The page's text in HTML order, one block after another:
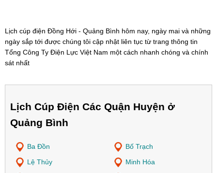
Lịch cúp điện Đồng Hới - Quảng Bình hôm nay, ngày mai và những
ngày sắp tới được chúng tôi cập nhật liên tục từ trang thông tin
Tổng Công Ty Điện Lực Việt Nam một cách nhanh chóng và chính
sát nhất
Lịch Cúp Điện Các Quận Huyện ở
Quảng Bình
Ba Đồn
Bố Trạch
Lệ Thủy
Minh Hóa